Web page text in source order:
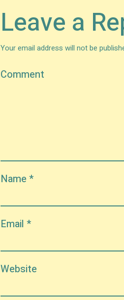
Leave a
Your email address will not be
Comment
Name *
Email *
Website